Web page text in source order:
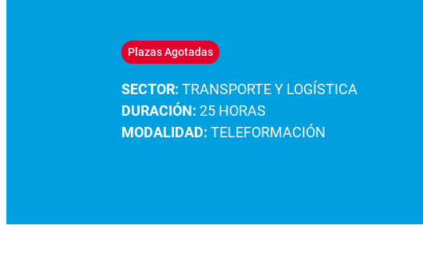
Plazas Agotadas
SECTOR: TRANSPORTE Y LOGÍSTICA
DURACIÓN: 25 HORAS
MODALIDAD: TELEFORMACIÓN